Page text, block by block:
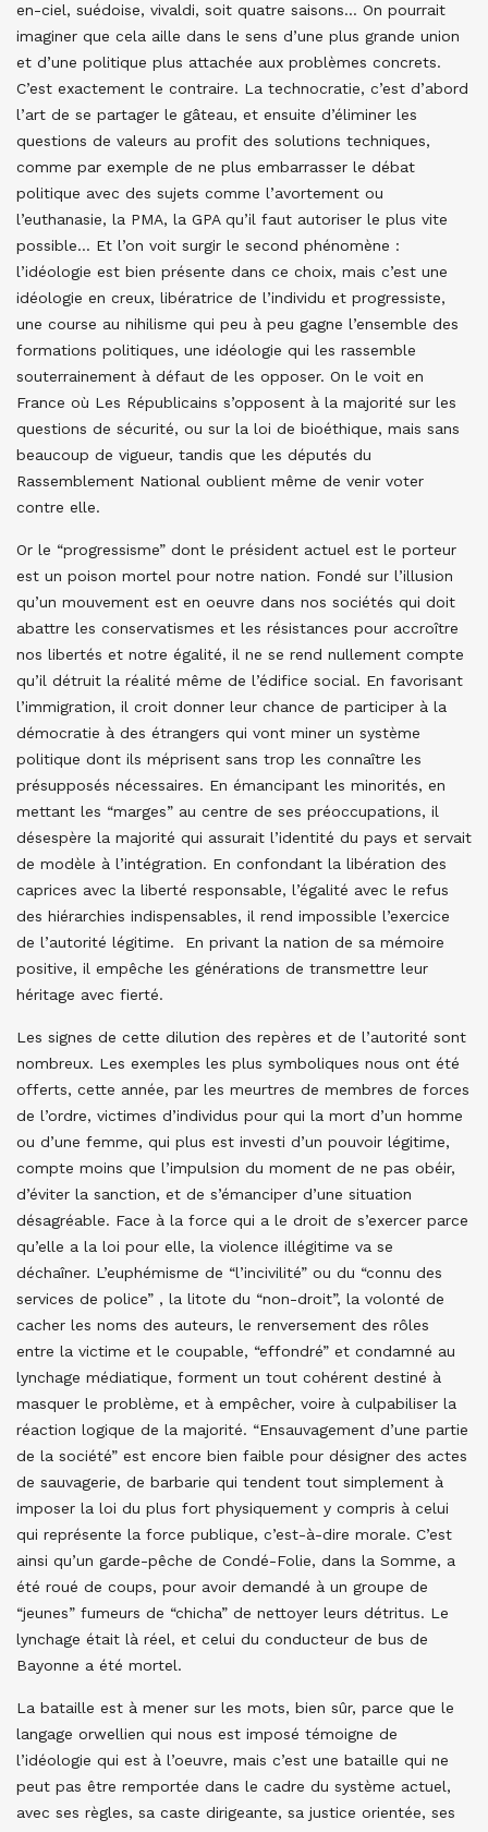
en-ciel, suédoise, vivaldi, soit quatre saisons… On pourrait
imaginer que cela aille dans le sens d’une plus grande union
et d’une politique plus attachée aux problèmes concrets.
C’est exactement le contraire. La technocratie, c’est d’abord
l’art de se partager le gâteau, et ensuite d’éliminer les
questions de valeurs au profit des solutions techniques,
comme par exemple de ne plus embarrasser le débat
politique avec des sujets comme l’avortement ou
l’euthanasie, la PMA, la GPA qu’il faut autoriser le plus vite
possible… Et l’on voit surgir le second phénomène :
l’idéologie est bien présente dans ce choix, mais c’est une
idéologie en creux, libératrice de l’individu et progressiste,
une course au nihilisme qui peu à peu gagne l’ensemble des
formations politiques, une idéologie qui les rassemble
souterrainement à défaut de les opposer. On le voit en
France où Les Républicains s’opposent à la majorité sur les
questions de sécurité, ou sur la loi de bioéthique, mais sans
beaucoup de vigueur, tandis que les députés du
Rassemblement National oublient même de venir voter
contre elle.
Or le “progressisme” dont le président actuel est le porteur
est un poison mortel pour notre nation. Fondé sur l’illusion
qu’un mouvement est en oeuvre dans nos sociétés qui doit
abattre les conservatismes et les résistances pour accroître
nos libertés et notre égalité, il ne se rend nullement compte
qu’il détruit la réalité même de l’édifice social. En favorisant
l’immigration, il croit donner leur chance de participer à la
démocratie à des étrangers qui vont miner un système
politique dont ils méprisent sans trop les connaître les
présupposés nécessaires. En émancipant les minorités, en
mettant les “marges” au centre de ses préoccupations, il
désespère la majorité qui assurait l’identité du pays et servait
de modèle à l’intégration. En confondant la libération des
caprices avec la liberté responsable, l’égalité avec le refus
des hiérarchies indispensables, il rend impossible l’exercice
de l’autorité légitime. En privant la nation de sa mémoire
positive, il empêche les générations de transmettre leur
héritage avec fierté.
Les signes de cette dilution des repères et de l’autorité sont
nombreux. Les exemples les plus symboliques nous ont été
offerts, cette année, par les meurtres de membres de forces
de l’ordre, victimes d’individus pour qui la mort d’un homme
ou d’une femme, qui plus est investi d’un pouvoir légitime,
compte moins que l’impulsion du moment de ne pas obéir,
d’éviter la sanction, et de s’émanciper d’une situation
désagréable. Face à la force qui a le droit de s’exercer parce
qu’elle a la loi pour elle, la violence illégitime va se
déchaîner. L’euphémisme de “l’incivilité” ou du “connu des
services de police” , la litote du “non-droit”, la volonté de
cacher les noms des auteurs, le renversement des rôles
entre la victime et le coupable, “effondré” et condamné au
lynchage médiatique, forment un tout cohérent destiné à
masquer le problème, et à empêcher, voire à culpabiliser la
réaction logique de la majorité. “Ensauvagement d’une partie
de la société” est encore bien faible pour désigner des actes
de sauvagerie, de barbarie qui tendent tout simplement à
imposer la loi du plus fort physiquement y compris à celui
qui représente la force publique, c’est-à-dire morale. C’est
ainsi qu’un garde-pêche de Condé-Folie, dans la Somme, a
été roué de coups, pour avoir demandé à un groupe de
“jeunes” fumeurs de “chicha” de nettoyer leurs détritus. Le
lynchage était là réel, et celui du conducteur de bus de
Bayonne a été mortel.
La bataille est à mener sur les mots, bien sûr, parce que le
langage orwellien qui nous est imposé témoigne de
l’idéologie qui est à l’oeuvre, mais c’est une bataille qui ne
peut pas être remportée dans le cadre du système actuel,
avec ses règles, sa caste dirigeante, sa justice orientée, ses